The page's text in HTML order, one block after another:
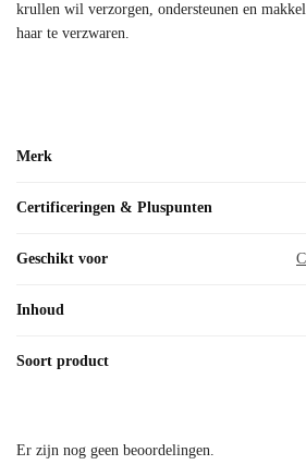
krullen wil verzorgen, ondersteunen en
haar te verzwaren.
Merk
Certificeringen & Pluspunten
Geschikt voor
Inhoud
Soort product
Er zijn nog geen beoordelingen.